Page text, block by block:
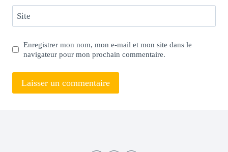
Site
Enregistrer mon nom, mon e-mail et mon site dans le
navigateur pour mon prochain commentaire.